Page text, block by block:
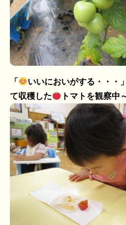
「
いいにおいがする・・・
て収穫した
トマトを観察中